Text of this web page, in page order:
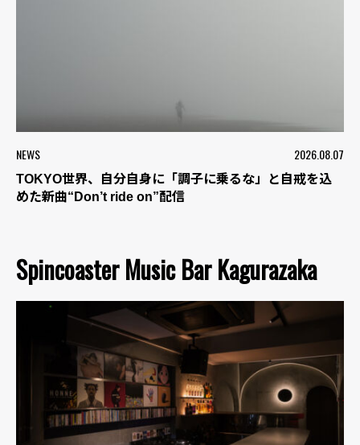
NEWS 2026.08.07
TOKYO世界、自分自身に「調子に乗るな」と自戒を込
めた新曲“Don’t ride on”配信
Spincoaster Music Bar Kagurazaka